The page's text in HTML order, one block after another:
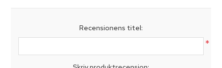
Recensionens titel:
*